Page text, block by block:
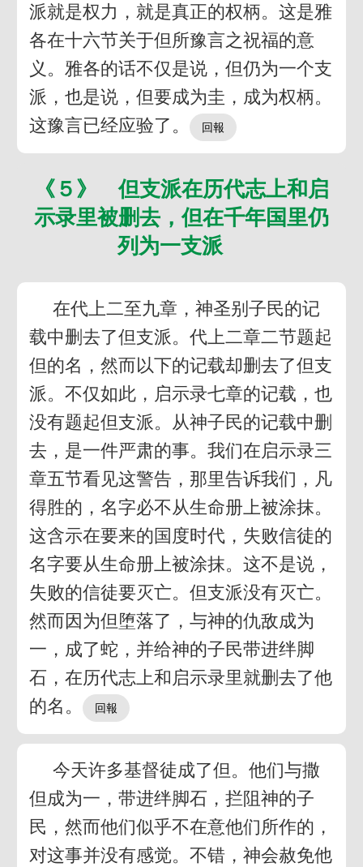
派就是权力，就是真正的权柄。这是雅
各在十六节关于但所豫言之祝福的意
义。雅各的话不仅是说，但仍为一个支
派，也是说，但要成为圭，成为权柄。
这豫言已经应验了。
《５》 但支派在历代志上和启
示录里被删去，但在千年国里仍
列为一支派
在代上二至九章，神圣别子民的记
载中删去了但支派。代上二章二节题起
但的名，然而以下的记载却删去了但支
派。不仅如此，启示录七章的记载，也
没有题起但支派。从神子民的记载中删
去，是一件严肃的事。我们在启示录三
章五节看见这警告，那里告诉我们，凡
得胜的，名字必不从生命册上被涂抹。
这含示在要来的国度时代，失败信徒的
名字要从生命册上被涂抹。这不是说，
失败的信徒要灭亡。但支派没有灭亡。
然而因为但堕落了，与神的仇敌成为
一，成了蛇，并给神的子民带进绊脚
石，在历代志上和启示录里就删去了他
的名。
今天许多基督徒成了但。他们与撒
但成为一，带进绊脚石，拦阻神的子
民，然而他们似乎不在意他们所作的，
对这事并没有感觉。不错，神会赦免他